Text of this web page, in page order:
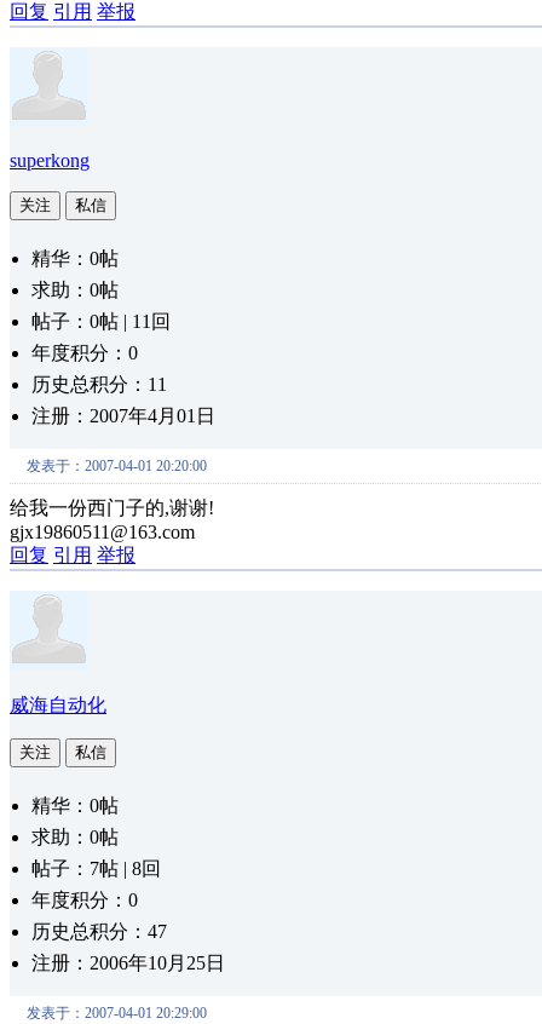
回复 引用 举报
superkong
关注 私信
精华：0帖
求助：0帖
帖子：0帖 | 11回
年度积分：0
历史总积分：11
注册：2007年4月01日
发表于：2007-04-01 20:20:00
给我一份西门子的,谢谢!
gjx19860511@163.com
回复 引用 举报
威海自动化
关注 私信
精华：0帖
求助：0帖
帖子：7帖 | 8回
年度积分：0
历史总积分：47
注册：2006年10月25日
发表于：2007-04-01 20:29:00